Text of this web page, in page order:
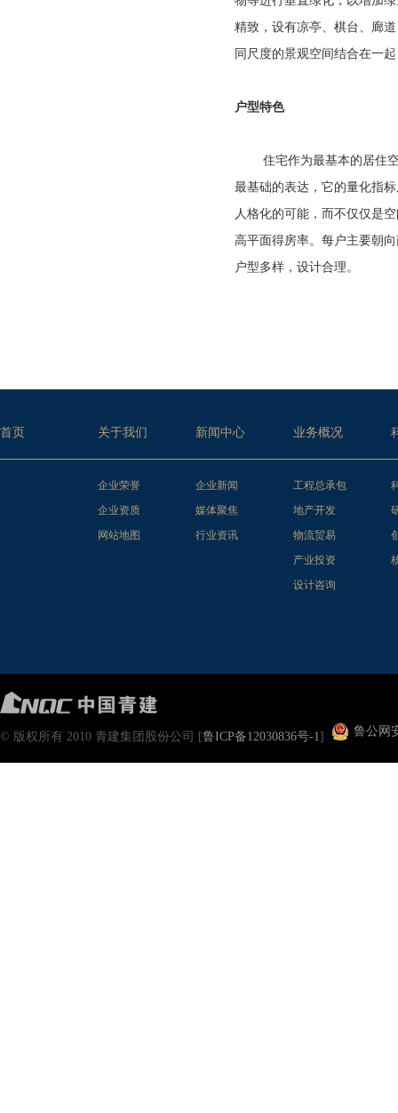
精致，设有凉亭、棋台、廊
同尺度的景观空间结合在一
户型特色
住宅作为最基本的居住空
最基础的表达，它的量化指
人格化的可能，而不仅仅是
高平面得房率。每户主要朝
户型多样，设计合理。
首页 关于我们 新闻中心 业务概况
企业荣誉
企业资质
网站地图
企业新闻
媒体聚焦
行业资讯
工程总承包
地产开发
物流贸易
产业投资
设计咨询
© 版权所有 2010 青建集团股份公司 [鲁ICP备12030836号-1] 鲁公网